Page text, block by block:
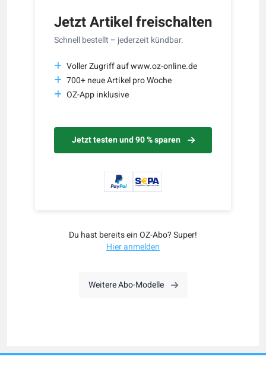
Jetzt Artikel freischalten
Schnell bestellt – jederzeit kündbar.
Voller Zugriff auf www.oz-online.de
700+ neue Artikel pro Woche
OZ-App inklusive
Jetzt testen und 90 % sparen
Du hast bereits ein OZ-Abo? Super!
Hier anmelden
Weitere Abo-Modelle